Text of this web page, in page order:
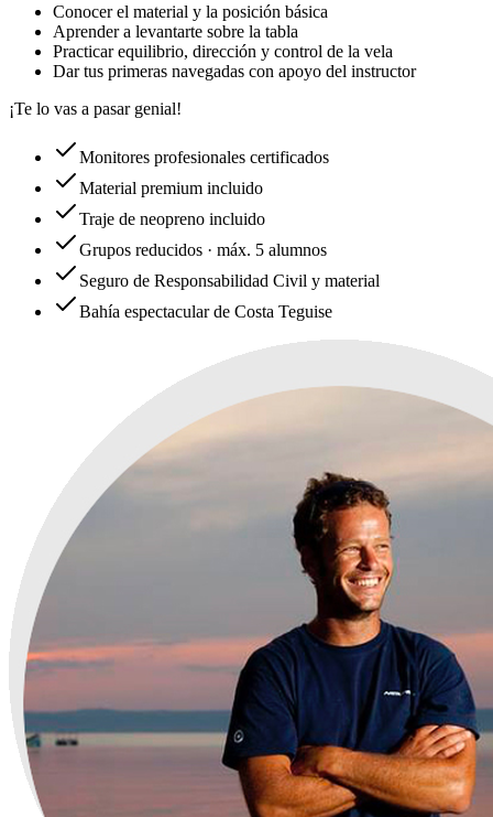
Conocer el material y la posición básica
Aprender a levantarte sobre la tabla
Practicar equilibrio, dirección y control de la vela
Dar tus primeras navegadas con apoyo del instructor
¡Te lo vas a pasar genial!
Monitores profesionales certificados
Material premium incluido
Traje de neopreno incluido
Grupos reducidos · máx. 5 alumnos
Seguro de Responsabilidad Civil y material
Bahía espectacular de Costa Teguise